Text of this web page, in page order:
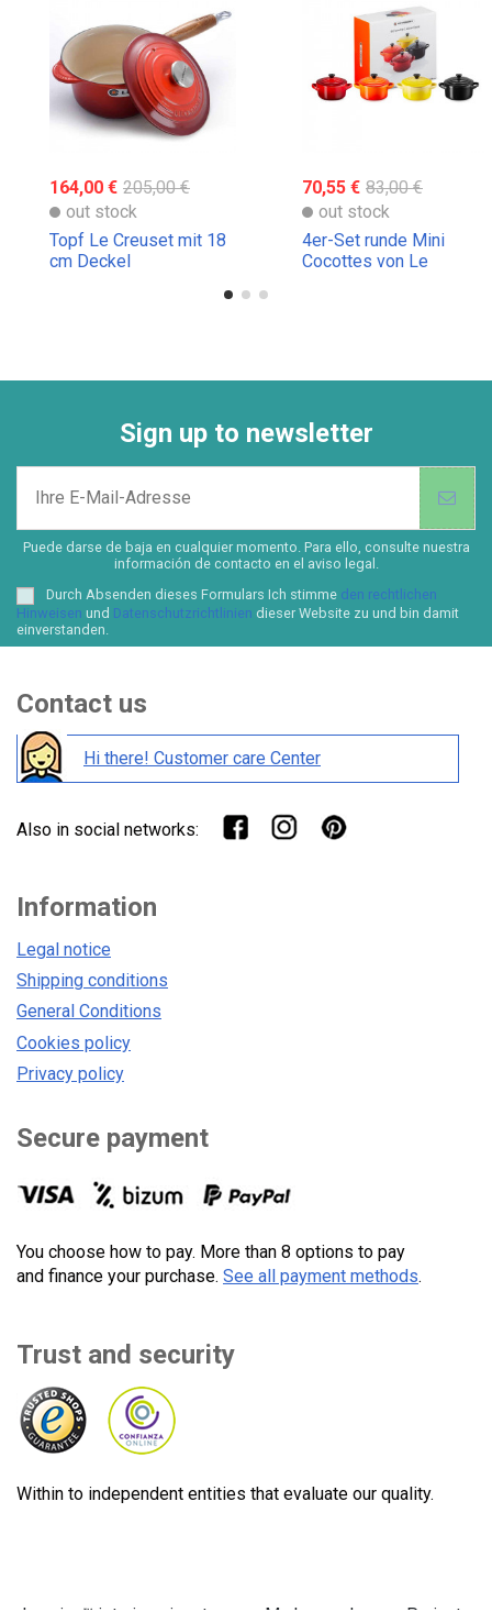
164,00 € 205,00 €
out stock
Topf Le Creuset mit 18
cm Deckel
70,55 € 83,00 €
out stock
4er-Set runde Mini
Cocottes von Le
Sign up to newsletter
Puede darse de baja en cualquier momento. Para ello, consulte nuestra
información de contacto en el aviso legal.
Durch Absenden dieses Formulars Ich stimme den rechtlichen
Hinweisen und Datenschutzrichtlinien dieser Website zu und bin damit
einverstanden.
Contact us
Hi there! Customer care Center
Also in social networks:
Information
Legal notice
Shipping conditions
General Conditions
Cookies policy
Privacy policy
Secure payment
You choose how to pay. More than 8 options to pay
and finance your purchase. See all payment methods.
Trust and security
Within to independent entities that evaluate our quality.
Lecuine™ ist eine eingetragene Marke von Lecom Projects